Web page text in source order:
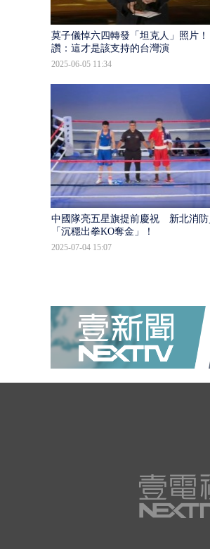
莫子儀悼六四轉發「坦克人」照片！
讚：這才是該支持的台灣演
2025-06-05 11:34
中國隊亮五星旗提前慶祝 新北消防
「沉穩出拳KO奪金」！
2025-07-04 15:07